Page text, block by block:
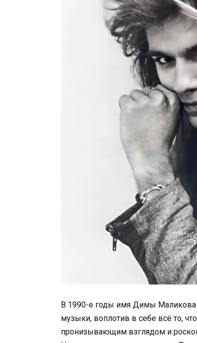
В 1990-е годы имя Димы Маликова
музыки, воплотив в себе всё то,
пронизывающим взглядом и